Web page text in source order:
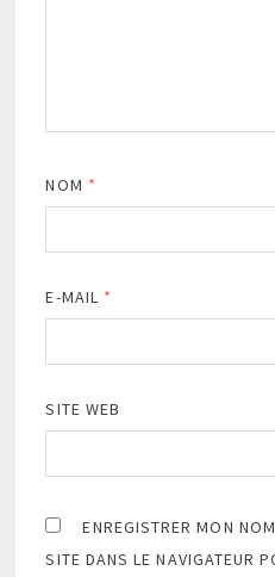
NOM *
E-MAIL *
SITE WEB
ENREGISTRER MON
SITE DANS LE NAVIGATEUR